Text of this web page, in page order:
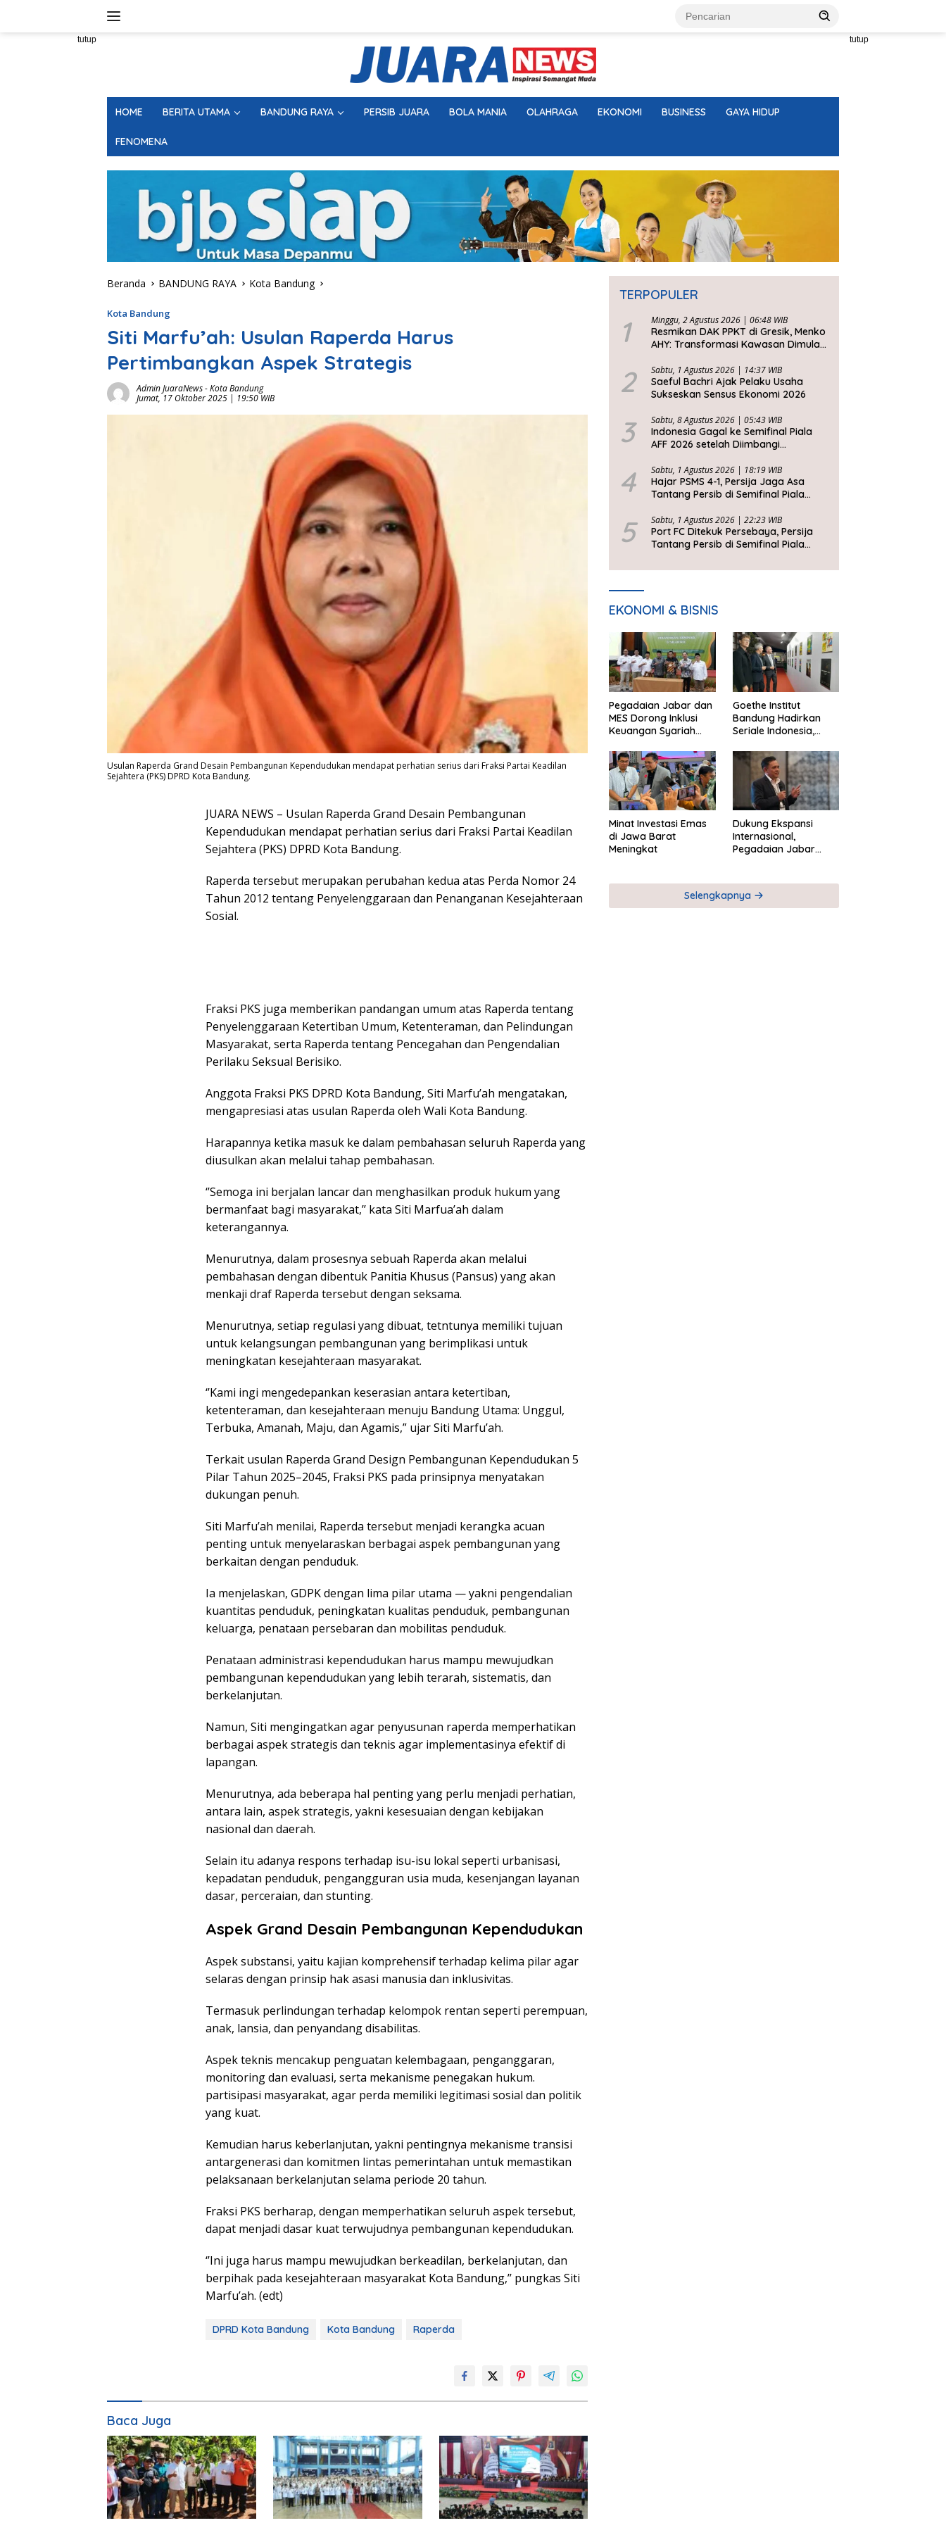
tutup tutup
HOME BERITA UTAMA BANDUNG RAYA PERSIB JUARA BOLA MANIA OLAHRAGA EKONOMI BUSINESS GAYA HIDUP
FENOMENA
Beranda BANDUNG RAYA Kota Bandung
Kota Bandung
Siti Marfu’ah: Usulan Raperda Harus
Pertimbangkan Aspek Strategis
Admin JuaraNews-Kota Bandung
Jumat, 17 Oktober 2025 | 19:50 WIB
Usulan Raperda Grand Desain Pembangunan Kependudukan mendapat perhatian serius dari Fraksi Partai Keadilan
Sejahtera (PKS) DPRD Kota Bandung.
JUARA NEWS – Usulan Raperda Grand Desain Pembangunan
Kependudukan mendapat perhatian serius dari Fraksi Partai Keadilan
Sejahtera (PKS) DPRD Kota Bandung.
Raperda tersebut merupakan perubahan kedua atas Perda Nomor 24
Tahun 2012 tentang Penyelenggaraan dan Penanganan Kesejahteraan
Sosial.
Fraksi PKS juga memberikan pandangan umum atas Raperda tentang
Penyelenggaraan Ketertiban Umum, Ketenteraman, dan Pelindungan
Masyarakat, serta Raperda tentang Pencegahan dan Pengendalian
Perilaku Seksual Berisiko.
Anggota Fraksi PKS DPRD Kota Bandung, Siti Marfu’ah mengatakan,
mengapresiasi atas usulan Raperda oleh Wali Kota Bandung.
Harapannya ketika masuk ke dalam pembahasan seluruh Raperda yang
diusulkan akan melalui tahap pembahasan.
‘’Semoga ini berjalan lancar dan menghasilkan produk hukum yang
bermanfaat bagi masyarakat,’’ kata Siti Marfua’ah dalam
keterangannya.
Menurutnya, dalam prosesnya sebuah Raperda akan melalui
pembahasan dengan dibentuk Panitia Khusus (Pansus) yang akan
menkaji draf Raperda tersebut dengan seksama.
Menurutnya, setiap regulasi yang dibuat, tetntunya memiliki tujuan
untuk kelangsungan pembangunan yang berimplikasi untuk
meningkatan kesejahteraan masyarakat.
‘’Kami ingi mengedepankan keserasian antara ketertiban,
ketenteraman, dan kesejahteraan menuju Bandung Utama: Unggul,
Terbuka, Amanah, Maju, dan Agamis,” ujar Siti Marfu’ah.
Terkait usulan Raperda Grand Design Pembangunan Kependudukan 5
Pilar Tahun 2025–2045, Fraksi PKS pada prinsipnya menyatakan
dukungan penuh.
Siti Marfu’ah menilai, Raperda tersebut menjadi kerangka acuan
penting untuk menyelaraskan berbagai aspek pembangunan yang
berkaitan dengan penduduk.
Ia menjelaskan, GDPK dengan lima pilar utama — yakni pengendalian
kuantitas penduduk, peningkatan kualitas penduduk, pembangunan
keluarga, penataan persebaran dan mobilitas penduduk.
Penataan administrasi kependudukan harus mampu mewujudkan
pembangunan kependudukan yang lebih terarah, sistematis, dan
berkelanjutan.
Namun, Siti mengingatkan agar penyusunan raperda memperhatikan
berbagai aspek strategis dan teknis agar implementasinya efektif di
lapangan.
Menurutnya, ada beberapa hal penting yang perlu menjadi perhatian,
antara lain, aspek strategis, yakni kesesuaian dengan kebijakan
nasional dan daerah.
Selain itu adanya respons terhadap isu-isu lokal seperti urbanisasi,
kepadatan penduduk, pengangguran usia muda, kesenjangan layanan
dasar, perceraian, dan stunting.
Aspek Grand Desain Pembangunan Kependudukan
Aspek substansi, yaitu kajian komprehensif terhadap kelima pilar agar
selaras dengan prinsip hak asasi manusia dan inklusivitas.
Termasuk perlindungan terhadap kelompok rentan seperti perempuan,
anak, lansia, dan penyandang disabilitas.
Aspek teknis mencakup penguatan kelembagaan, penganggaran,
monitoring dan evaluasi, serta mekanisme penegakan hukum.
partisipasi masyarakat, agar perda memiliki legitimasi sosial dan politik
yang kuat.
Kemudian harus keberlanjutan, yakni pentingnya mekanisme transisi
antargenerasi dan komitmen lintas pemerintahan untuk memastikan
pelaksanaan berkelanjutan selama periode 20 tahun.
Fraksi PKS berharap, dengan memperhatikan seluruh aspek tersebut,
dapat menjadi dasar kuat terwujudnya pembangunan kependudukan.
‘’Ini juga harus mampu mewujudkan berkeadilan, berkelanjutan, dan
berpihak pada kesejahteraan masyarakat Kota Bandung,’’ pungkas Siti
Marfu’ah. (edt)
DPRD Kota Bandung Kota Bandung Raperda
Baca Juga
TERPOPULER
1 Minggu, 2 Agustus 2026 | 06:48 WIB
Resmikan DAK PPKT di Gresik, Menko
AHY: Transformasi Kawasan Dimulai
2 Sabtu, 1 Agustus 2026 | 14:37 WIB
Saeful Bachri Ajak Pelaku Usaha
Sukseskan Sensus Ekonomi 2026
3 Sabtu, 8 Agustus 2026 | 05:43 WIB
Indonesia Gagal ke Semifinal Piala
AFF 2026 setelah Diimbangi
Beruntung
4 Sabtu, 1 Agustus 2026 | 18:19 WIB
Hajar PSMS 4-1, Persija Jaga Asa
Tantang Persib di Semifinal Piala
5 Sabtu, 1 Agustus 2026 | 22:23 WIB
Port FC Ditekuk Persebaya, Persija
Tantang Persib di Semifinal Piala
EKONOMI & BISNIS
Pegadaian Jabar dan
MES Dorong Inklusi
Keuangan Syariah
UMKM
Goethe Institut
Bandung Hadirkan
Seriale Indonesia,
Global Industri Serial
Minat Investasi Emas
di Jawa Barat
Meningkat
Dukung Ekspansi
Internasional,
Pegadaian Jabar
Pegadaian Timor
Leste
Selengkapnya